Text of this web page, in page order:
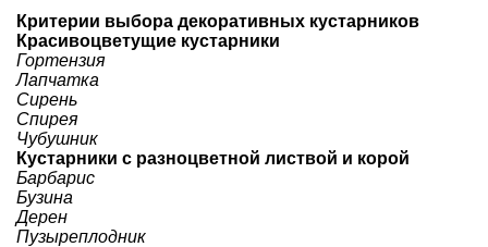
Критерии выбора декоративных кустарников
Красивоцветущие кустарники
Гортензия
Лапчатка
Сирень
Спирея
Чубушник
Кустарники с разноцветной листвой и корой
Барбарис
Бузина
Дерен
Пузыреплодник